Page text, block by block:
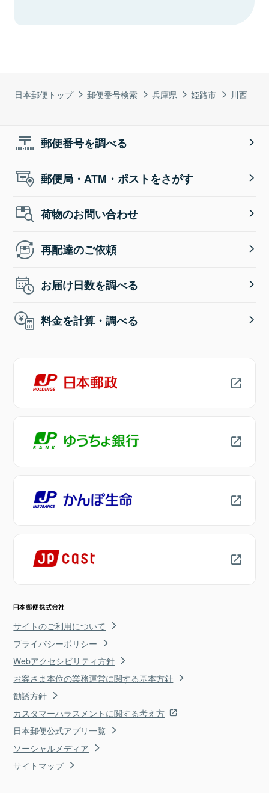
日本郵便トップ 郵便番号検索 兵庫県 姫路市 川西
郵便番号を調べる
郵便局・ATM・ポストをさがす
荷物のお問い合わせ
再配達のご依頼
お届け日数を調べる
料金を計算・調べる
サイトのご利用について
プライバシーポリシー
Webアクセシビリティ方針
お客さま本位の業務運営に関する基本方針
勧誘方針
カスタマーハラスメントに関する考え方
日本郵便公式アプリ一覧
ソーシャルメディア
サイトマップ